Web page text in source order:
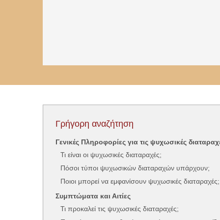
Γρήγορη αναζήτηση
Γενικές Πληροφορίες για τις ψυχωσικές
Τι είναι οι ψυχωσικές διαταραχές;
Πόσοι τύποι ψυχωσικών διαταραχών υπάρχουν;
Ποιοι μπορεί να εμφανίσουν ψυχωσικές διαταραχές;
Συμπτώματα και Αιτίες
Τι προκαλεί τις ψυχωσικές διαταραχές;